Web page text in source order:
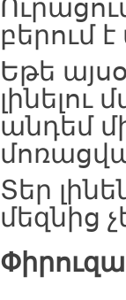
բերում
Եթե
անդեմ
Տեր
մեզնից
Փիրուզա